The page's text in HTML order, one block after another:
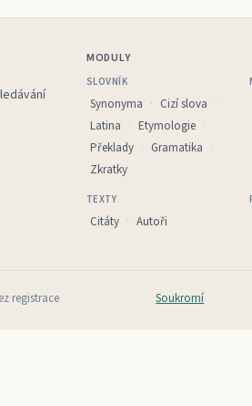
MODULY
SLOVNÍK
Synonyma
Cizí slova
Latina
Etymologie
Překlady
Gramatika
Zkratky
TEXTY
Citáty Autoři
registrace Soukromí